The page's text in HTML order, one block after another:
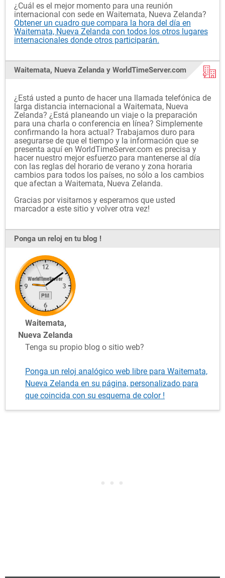
¿Cuál es el mejor momento para una reunión
internacional con sede en Waitemata, Nueva Zelanda?
Obtener un cuadro que compara la hora del día en
Waitemata, Nueva Zelanda con todos los otros lugares
internacionales donde otros participarán.
Waitemata, Nueva Zelanda y WorldTimeServer.com
¿Está usted a punto de hacer una llamada telefónica de
larga distancia internacional a Waitemata, Nueva
Zelanda? ¿Está planeando un viaje o la preparación
para una charla o conferencia en línea? Simplemente
confirmando la hora actual? Trabajamos duro para
asegurarse de que el tiempo y la información que se
presenta aquí en WorldTimeServer.com es precisa y
hacer nuestro mejor esfuerzo para mantenerse al día
con las reglas del horario de verano y zona horaria
cambios para todos los países, no sólo a los cambios
que afectan a Waitemata, Nueva Zelanda.
Gracias por visitarnos y esperamos que usted
marcador a este sitio y volver otra vez!
Ponga un reloj en tu blog !
Waitemata,
Nueva Zelanda
Tenga su propio blog o sitio web?
Ponga un reloj analógico web libre para Waitemata,
Nueva Zelanda en su página, personalizado para
que coincida con su esquema de color !